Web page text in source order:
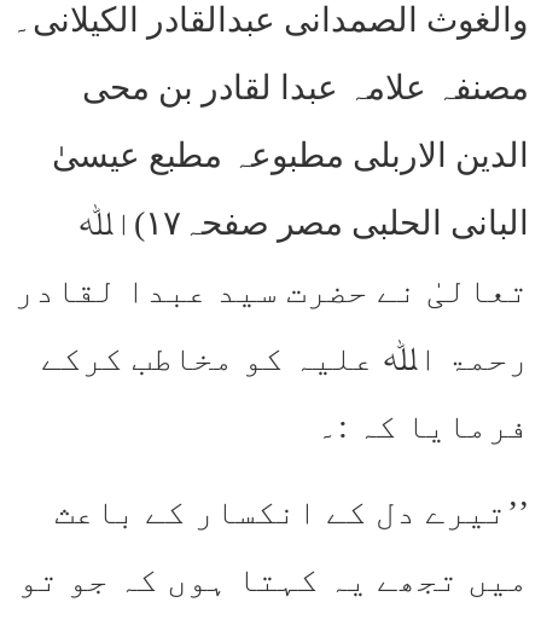
والغوث الصمدانی عبدالقادر الکیلانی۔
مصنفہ علامہ عبدا لقادر بن محی
الدین الاربلی مطبوعہ مطبع عیسیٰ
البانی الحلبی مصر صفحہ۱۷)اﷲ
تعالیٰ نے حضرت سید عبدا لقادر
رحمۃ اﷲ علیہ کو مخاطب کرکے
فرمایا کہ :۔
’’تیرے دل کے انکسار کے باعث
میں تجھے یہ کہتا ہوں کہ جو تو